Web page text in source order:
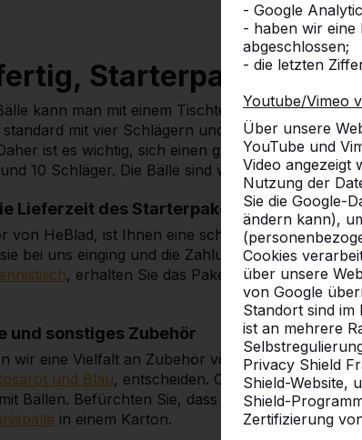
- Google
- haben wir eine
abgeschlossen;
- die letzten
Youtube/Vimeo
Über unsere
YouTube und
Video angezeigt
Nutzung der
Sie die Google-
ändern kann),
Cookies
über unsere
von Google
Standort sind im
ist an mehrere
Privacy Shield
Shield-Website,
Shield-
Zertifizierung
Starterpaket!
kann man mit einem Tischtennistisch nichts
mit vier Schlägern und zwei Bällen
ist es wichtig, sich einen großen Vorrat zu
10 Schläger. Die Bälle sind weiß und die
Lieferzeit des Starterpakets Schläger und
von HeBlad, ist Ihnen eine schnelle Lieferung
bei uns einging und die Zahlung erfolgte, los.
, erhalten Sie das Paket zeitgleich mit
und sonstiges Zubehör
wir eine Vielfalt an Zubehör vorrätig. Sie können
und Blau, entscheiden. Oder Sie erstellen
mit Bällen. Befürchten Sie, dass Sie die Bälle
in einem Karton.